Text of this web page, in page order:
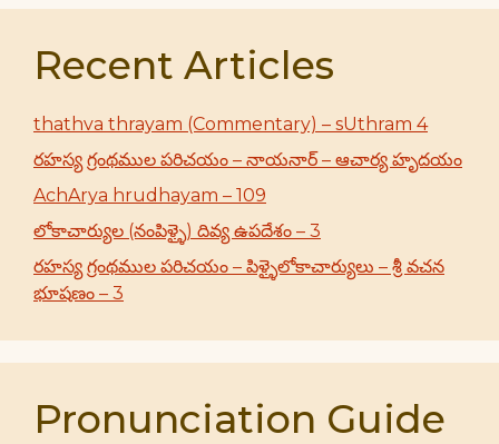
Recent Articles
thathva thrayam (Commentary) – sUthram 4
రహస్య గ్రంథముల పరిచయం – నాయనార్ – ఆచార్య హృదయం
AchArya hrudhayam – 109
లోకాచార్యుల (నంపిళ్ళై) దివ్య ఉపదేశం – 3
రహస్య గ్రంథముల పరిచయం – పిళ్ళైలోకాచార్యులు – శ్రీ వచన
భూషణం – 3
Pronunciation Guide